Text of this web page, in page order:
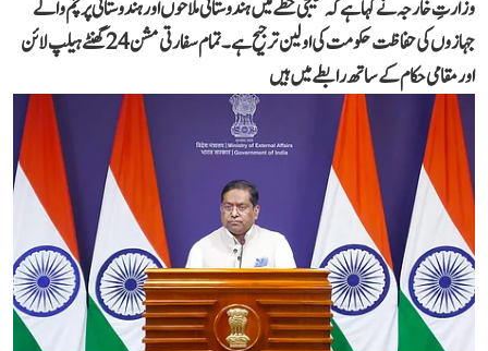
وزارتِ خارجہ نے کہا ہے کہ خلیجی خطے میں ہندوستانی ملاحوں اور ہندوستانی پرچم والے
جہازوں کی حفاظت حکومت کی اولین ترجیح ہے۔ تمام سفارتی مشن 24 گھنٹے ہیلپ لائن
اور مقامی حکام کے ساتھ رابطے میں ہیں